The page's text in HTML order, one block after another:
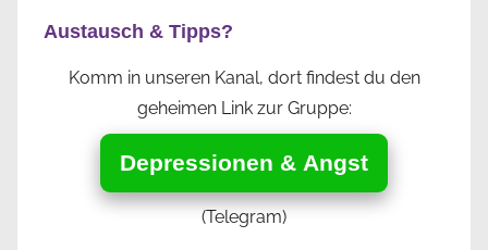
Austausch & Tipps?
Komm in unseren Kanal, dort findest du den
geheimen Link zur Gruppe:
Depressionen & Angst
(Telegram)